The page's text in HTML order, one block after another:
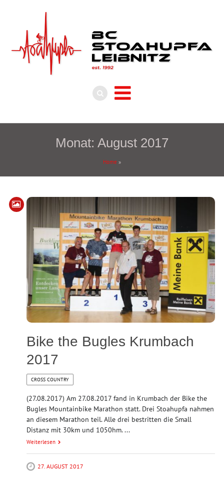
Monat: August 2017
Home »
Bike the Bugles Krumbach
2017
CROSS COUNTRY
(27.08.2017) Am 27.08.2017 fand in Krumbach der Bike the
Bugles Mountainbike Marathon statt. Drei Stoahupfa nahmen
an diesem Marathon teil. Alle drei bestritten die Small
Distanz mit 30km und 1050hm. ...
Weiterlesen
27. AUGUST 2017